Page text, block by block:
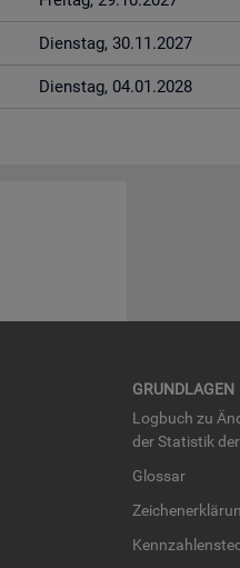
Diens­tag, 30.11.2027
Diens­tag, 04.01.2028
GRUND­LA­GEN
Log­buch zu
der Sta­tis­tik
Glos­sar